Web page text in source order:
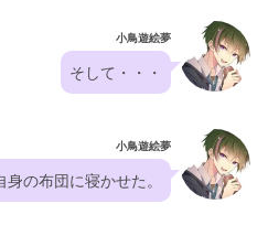
小鳥遊絵夢
そして・・・
小鳥遊絵夢
の布団に寝かせた。